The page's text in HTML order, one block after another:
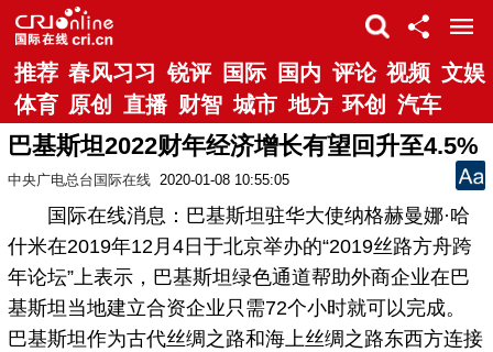
推荐 春风习习 锐评 国际 国内 评论 视频 文娱
体育 原创 直播 财智 城市 地方 环创 汽车
巴基斯坦2022财年经济增长有望回升至4.5%
中央广电总台国际在线 2020-01-08 10:55:05
国际在线消息：巴基斯坦驻华大使纳格赫曼娜·哈
什米在2019年12月4日于北京举办的“2019丝路方舟跨
年论坛”上表示，巴基斯坦绿色通道帮助外商企业在巴
基斯坦当地建立合资企业只需72个小时就可以完成。
巴基斯坦作为古代丝绸之路和海上丝绸之路东西方连接